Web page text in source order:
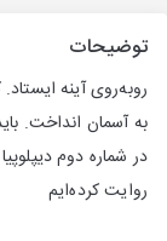
توضیحات
روبه‌روی آینه
به آسمان انداخت.
در شماره دوم
روایت کرده‌ایم